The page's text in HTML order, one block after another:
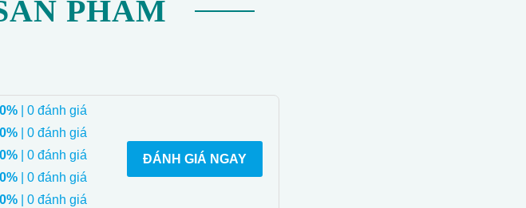
PHẨM
0%| 0 đánh giá
0%| 0 đánh giá
0%| 0 đánh giá
0%| 0 đánh giá
0%| 0 đánh giá
ĐÁNH GIÁ NGAY